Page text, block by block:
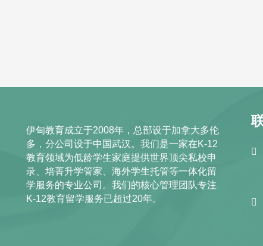
伊甸教育成立于2008年，总部设于加拿大多伦
多，分公司设于中国武汉。我们是一家在K-12
教育领域为低龄学生家庭提供世界顶尖私校申
录、培菁升学管家、海外学生托管等一体化留
学服务的专业公司。我们的核心管理团队专注
K-12教育留学服务已超过20年。